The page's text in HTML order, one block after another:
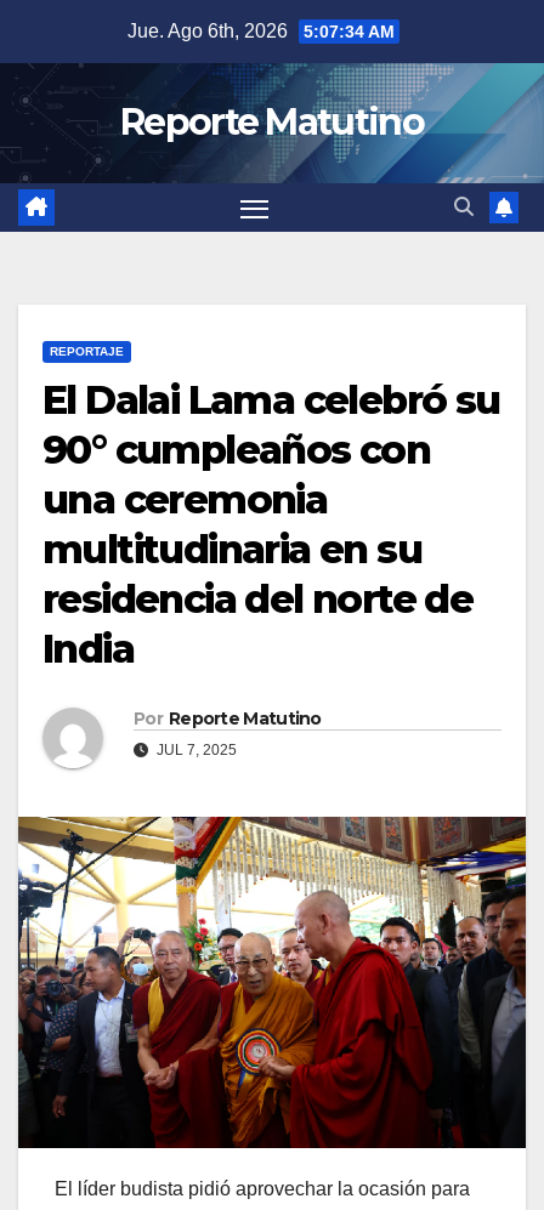
contenido
Jue. Ago 6th, 2026 5:07:35 AM
Reporte Matutino
REPORTAJE
El Dalai Lama celebró su
90° cumpleaños con
una ceremonia
multitudinaria en su
residencia del norte de
India
Por Reporte Matutino
JUL 7, 2025
El líder budista pidió aprovechar la ocasión para